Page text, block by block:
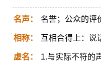
名声： 名誉；公众的评
相称： 互相合得上：说
虚名：
1.与实际不符的